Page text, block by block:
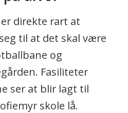
direkte rart at
til at det skal være
og
Fasiliteter
ser at blir lagt til
skole lå.